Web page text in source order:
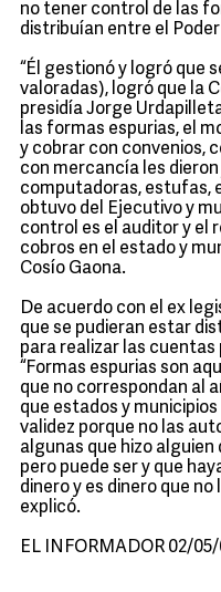
no tener control de las
distribuían entre el
“Él gestionó y logró que
valoradas), logró que la
presidía Jorge
las formas espurias, el
y cobrar con convenios,
con mercancía les
computadoras, estufas,
obtuvo del Ejecutivo y
control es el auditor y el
cobros en el estado y
Cosío Gaona.
De acuerdo con el ex
que se pudieran estar
para realizar las cuentas
“Formas espurias son
que no correspondan al
que estados y
validez porque no las
algunas que hizo
pero puede ser y que
dinero y es dinero que
explicó.
EL INFORMADOR 02/